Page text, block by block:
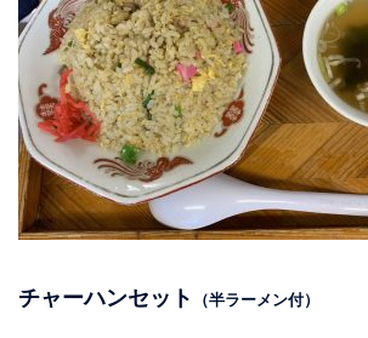
チャーハンセット （半ラーメン付）